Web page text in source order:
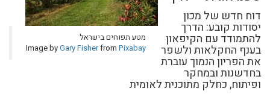
מטע תפוחים בישראל
Image byGary Fisherfrom Pixabay
דוח חדש של מכון
יסודות קובע: הדרך
להתמודד עם הקיפאון
בענף החקלאות ולשפר
את הפריון הנמוך עוברת
בחדשנות ובמחקר
ופיתוח, כחלק מתוכנית לאומית